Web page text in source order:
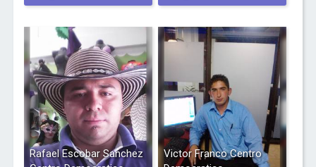
Rafael Escobar Sanchez
Victor Franco Centro